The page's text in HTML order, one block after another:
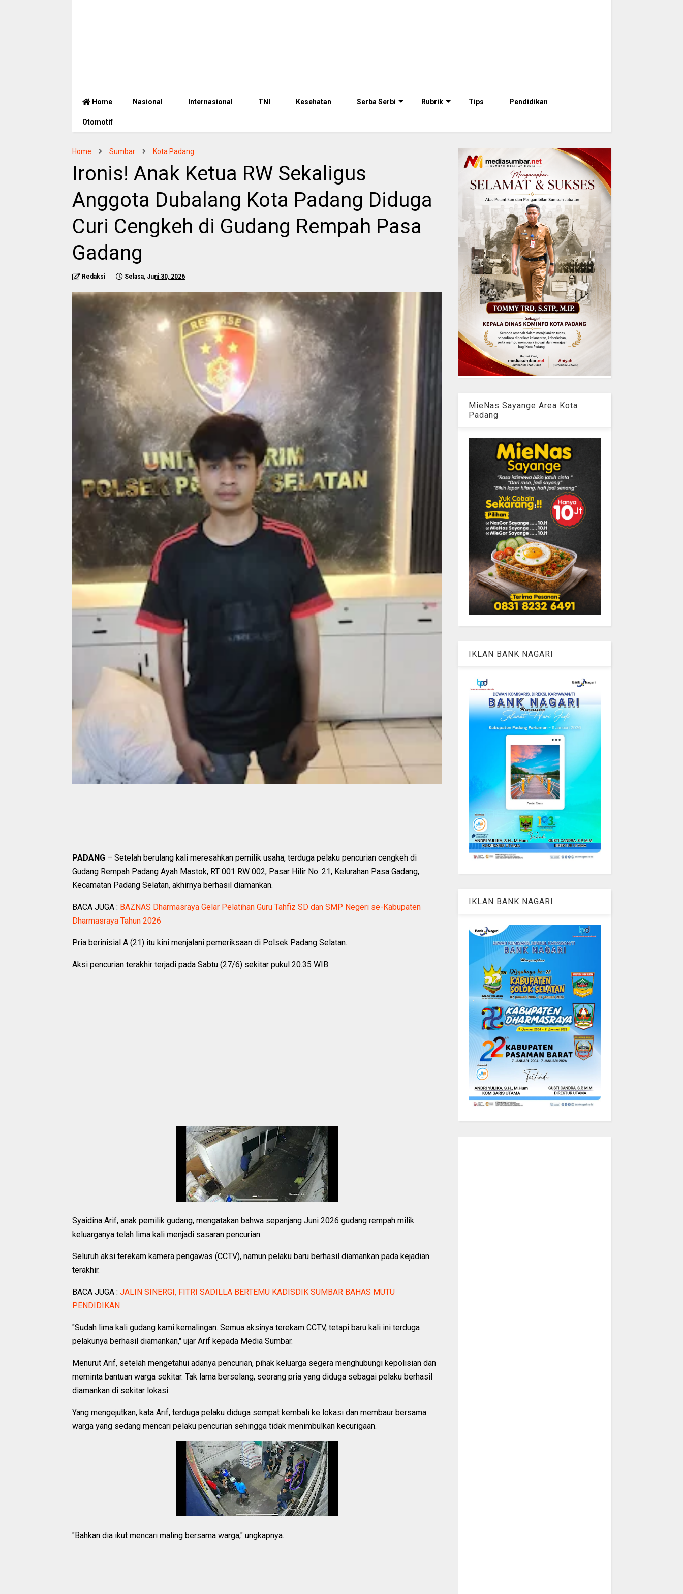
Home Nasional Internasional TNI Kesehatan Serba Serbi Rubrik Tips Pendidikan
Otomotif
Home Sumbar Kota Padang
Ironis! Anak Ketua RW Sekaligus
Anggota Dubalang Kota Padang Diduga
Curi Cengkeh di Gudang Rempah Pasa
Gadang
Redaksi Selasa, Juni 30, 2026
PADANG – Setelah berulang kali meresahkan pemilik usaha, terduga pelaku pencurian cengkeh di
Gudang Rempah Padang Ayah Mastok, RT 001 RW 002, Pasar Hilir No. 21, Kelurahan Pasa Gadang,
Kecamatan Padang Selatan, akhirnya berhasil diamankan.
BACA JUGA : BAZNAS Dharmasraya Gelar Pelatihan Guru Tahfiz SD dan SMP Negeri se-Kabupaten
Dharmasraya Tahun 2026
Pria berinisial A (21) itu kini menjalani pemeriksaan di Polsek Padang Selatan.
Aksi pencurian terakhir terjadi pada Sabtu (27/6) sekitar pukul 20.35 WIB.
Syaidina Arif, anak pemilik gudang, mengatakan bahwa sepanjang Juni 2026 gudang rempah milik
keluarganya telah lima kali menjadi sasaran pencurian.
Seluruh aksi terekam kamera pengawas (CCTV), namun pelaku baru berhasil diamankan pada kejadian
terakhir.
BACA JUGA : JALIN SINERGI, FITRI SADILLA BERTEMU KADISDIK SUMBAR BAHAS MUTU
PENDIDIKAN
"Sudah lima kali gudang kami kemalingan. Semua aksinya terekam CCTV, tetapi baru kali ini terduga
pelakunya berhasil diamankan," ujar Arif kepada Media Sumbar.
Menurut Arif, setelah mengetahui adanya pencurian, pihak keluarga segera menghubungi kepolisian dan
meminta bantuan warga sekitar. Tak lama berselang, seorang pria yang diduga sebagai pelaku berhasil
diamankan di sekitar lokasi.
Yang mengejutkan, kata Arif, terduga pelaku diduga sempat kembali ke lokasi dan membaur bersama
warga yang sedang mencari pelaku pencurian sehingga tidak menimbulkan kecurigaan.
"Bahkan dia ikut mencari maling bersama warga," ungkapnya.
MieNas Sayange Area Kota
Padang
IKLAN BANK NAGARI
IKLAN BANK NAGARI